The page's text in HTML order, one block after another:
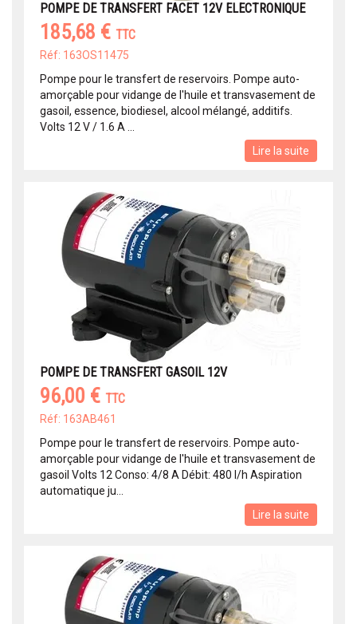
POMPE DE TRANSFERT FACET 12V ELECTRONIQUE
185,68 € TTC
Réf: 163OS11475
Pompe pour le transfert de reservoirs. Pompe auto-
amorçable pour vidange de l'huile et transvasement de
gasoil, essence, biodiesel, alcool mélangé, additifs.
Volts 12 V / 1.6 A ...
Lire la suite
POMPE DE TRANSFERT GASOIL 12V
96,00 € TTC
Réf: 163AB461
Pompe pour le transfert de reservoirs. Pompe auto-
amorçable pour vidange de l'huile et transvasement de
gasoil Volts 12 Conso: 4/8 A Débit: 480 l/h Aspiration
automatique ju...
Lire la suite